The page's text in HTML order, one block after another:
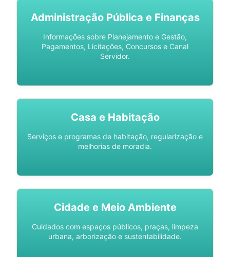
Administração Pública e Finanças
Informações sobre Planejamento e Gestão,
Pagamentos, Licitações, Concursos e Canal
Servidor.
Casa e Habitação
Serviços e programas de habitação, regularização e
melhorias de moradia.
Cidade e Meio Ambiente
Cuidados com espaços públicos, praças, limpeza
urbana, arborização e sustentabilidade.